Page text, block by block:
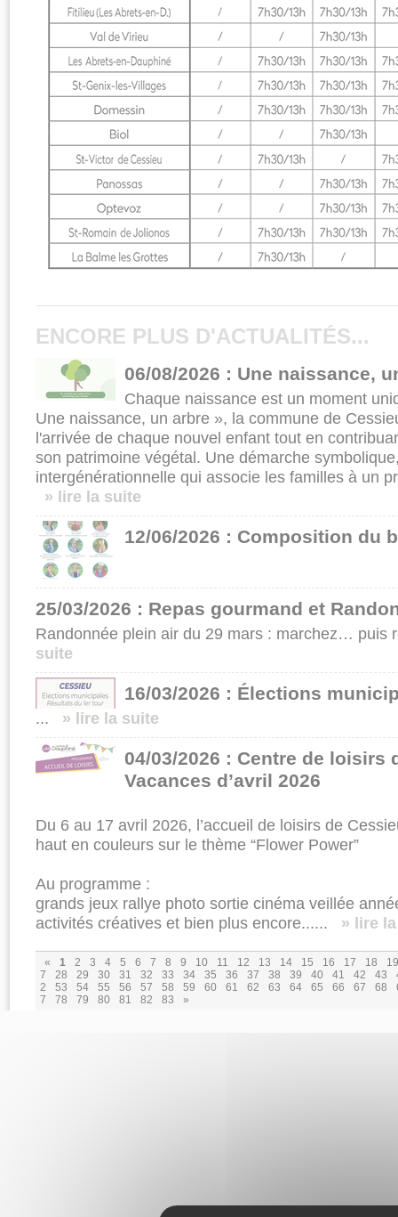
ENCORE PLUS D'ACTUALITÉS...
06/08/2026 : Une naissance,
Chaque naissance est un moment
Une naissance, un arbre », la commune de
l'arrivée de chaque nouvel enfant tout en
son patrimoine végétal. Une démarche
intergénérationnelle qui associe les familles à un
» lire la suite
12/06/2026 : Composition du
25/03/2026 : Repas gourmand et
Randonnée plein air du 29 mars : marchez… puis
suite
16/03/2026 : Élections
... » lire la suite
04/03/2026 : Centre de loisirs
Vacances d’avril 2026
Du 6 au 17 avril 2026, l’accueil de loisirs de
haut en couleurs sur le thème “Flower Power”
Au programme :
grands jeux rallye photo sortie cinéma veillée
activités créatives et bien plus encore......
» lire
« 1 2 3 4 5 6 7 8 9 10 11 12 13 14 15 16 17 18
19
7
28 29 30 31 32 33 34 35 36 37 38 39 40 41 42 43
2
53 54 55 56 57 58 59 60 61 62 63 64 65 66 67 68
7
78 79 80 81 82 83 »